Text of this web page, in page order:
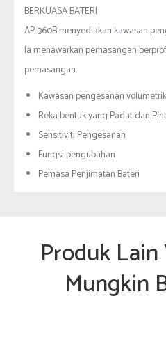
BERKUASA BATERI
AP-360B menyediakan kawasan
Ia menawarkan pemasangan
pemasangan.
Kawasan pengesanan
Reka bentuk yang Padat dan
Sensitiviti Pengesanan
Fungsi pengubahan
Pemasa Penjimatan Bateri
Produk
Mungkin